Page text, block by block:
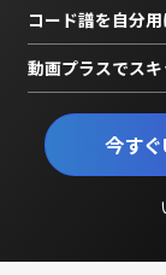
今す
コード譜を自分
動画プラスでス